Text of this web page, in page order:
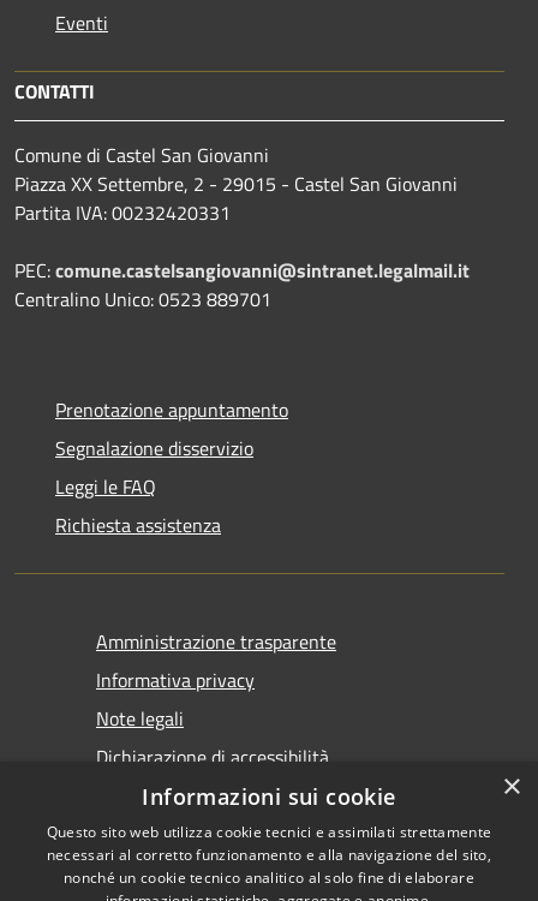
Eventi
CONTATTI
Comune di Castel San Giovanni
Piazza XX Settembre, 2 - 29015 - Castel San Giovanni
Partita IVA: 00232420331
PEC:comune.castelsangiovanni@sintranet.legalmail.it
Centralino Unico: 0523 889701
Prenotazione appuntamento
Segnalazione disservizio
Leggi le FAQ
Richiesta assistenza
Amministrazione trasparente
Informativa privacy
Note legali
Dichiarazione di accessibilità
×
Informazioni sui cookie
Questo sito web utilizza cookie tecnici e assimilati strettamente
necessari al corretto funzionamento e alla navigazione del sito,
nonché un cookie tecnico analitico al solo fine di elaborare